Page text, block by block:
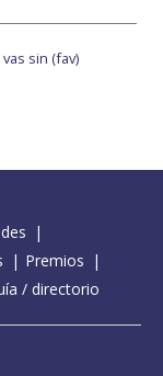
sin (fav)
Premios
/ directorio